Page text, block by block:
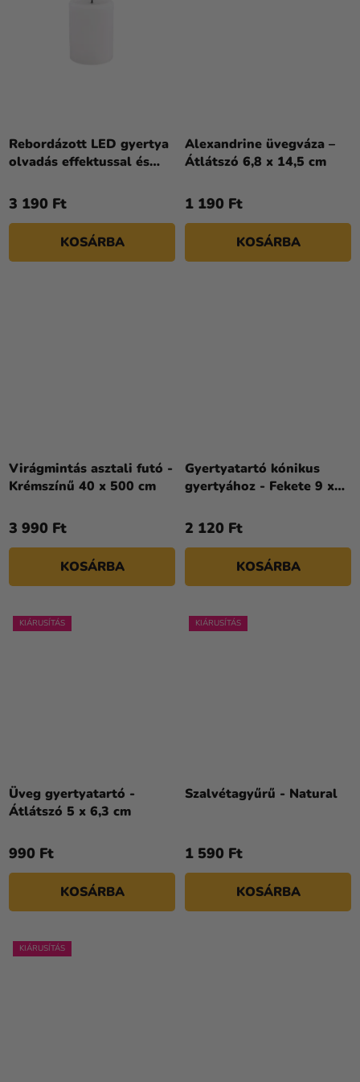
Rebordázott LED gyertya
olvadás effektussal és
3 190 Ft
KOSÁRBA
Alexandrine üvegváza –
Átlátszó 6,8 x 14,5 cm
1 190 Ft
KOSÁRBA
Virágmintás asztali futó -
Krémszínű 40 x 500 cm
3 990 Ft
KOSÁRBA
Gyertyatartó kónikus
gyertyához - Fekete 9 x
2 120 Ft
KOSÁRBA
KIÁRUSÍTÁS
Üveg gyertyatartó -
Átlátszó 5 x 6,3 cm
990 Ft
KOSÁRBA
KIÁRUSÍTÁS
Szalvétagyűrű - Natural
1 590 Ft
KOSÁRBA
KIÁRUSÍTÁS